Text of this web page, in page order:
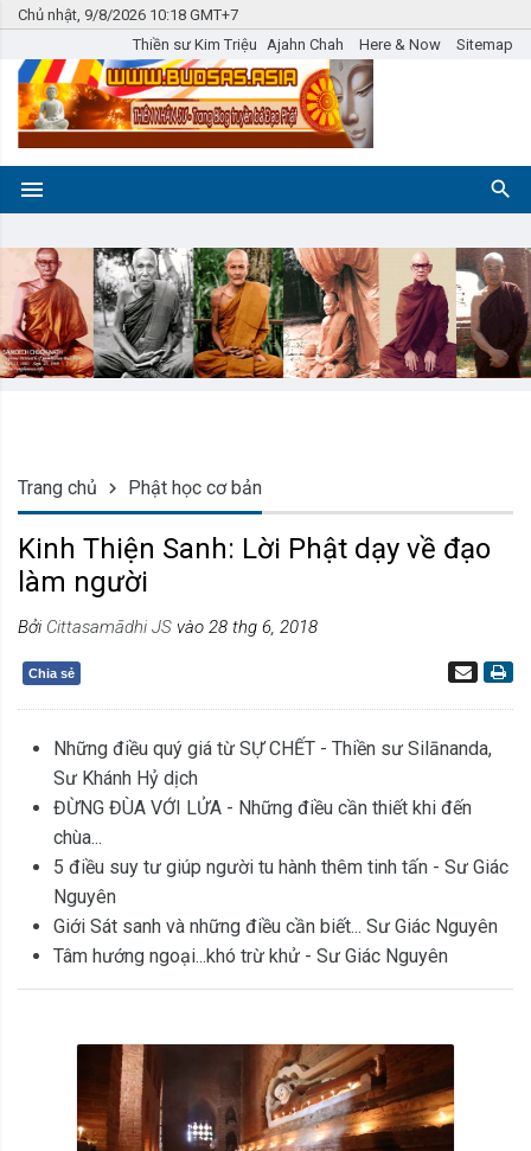
Chủ nhật, 9/8/2026 10:18 GMT+7
Thiền sư Kim Triệu Ajahn Chah Here & Now Sitemap
Trang chủ Phật học cơ bản
Kinh Thiện Sanh: Lời Phật dạy về đạo
làm người
Bởi Cittasamādhi JS vào 28 thg 6, 2018
Chia sẻ
Những điều quý giá từ SỰ CHẾT - Thiền sư Silānanda,
Sư Khánh Hỷ dịch
ĐỪNG ĐÙA VỚI LỬA - Những điều cần thiết khi đến
chùa...
5 điều suy tư giúp người tu hành thêm tinh tấn - Sư Giác
Nguyên
Giới Sát sanh và những điều cần biết... Sư Giác Nguyên
Tâm hướng ngoại...khó trừ khử - Sư Giác Nguyên